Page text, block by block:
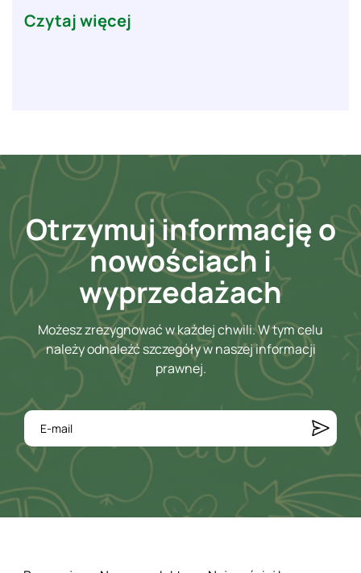
Czytaj więcej
Otrzymuj informację o
nowościach i
wyprzedażach
Możesz zrezygnować w każdej chwili. W tym celu
należy odnaleźć szczegóły w naszej informacji
prawnej.